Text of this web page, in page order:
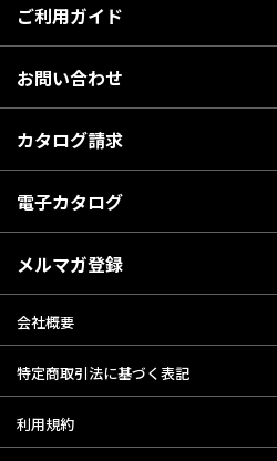
ご利用ガイド
お問い合わせ
カタログ請求
電子カタログ
メルマガ登録
会社概要
特定商取引法に基づく表記
利用規約